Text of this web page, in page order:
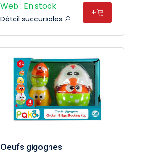
Web : En stock
Détail succursales
+
Oeufs gigognes